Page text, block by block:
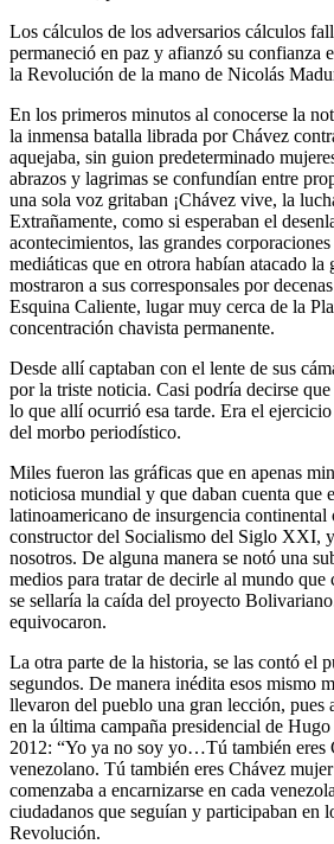
Los cálculos de los adversarios cálculos
permaneció en paz y afianzó su confianza
la Revolución de la mano de Nicolás
En los primeros minutos al conocerse la
la inmensa batalla librada por Chávez
aquejaba, sin guion predeterminado
abrazos y lagrimas se confundían entre
una sola voz gritaban ¡Chávez vive, la
Extrañamente, como si esperaban el
acontecimientos, las grandes
mediáticas que en otrora habían atacado
mostraron a sus corresponsales por
Esquina Caliente, lugar muy cerca de la
concentración chavista permanente.
Desde allí captaban con el lente de sus
por la triste noticia. Casi podría decirse
lo que allí ocurrió esa tarde. Era el
del morbo periodístico.
Miles fueron las gráficas que en apenas
noticiosa mundial y que daban cuenta que
latinoamericano de insurgencia
constructor del Socialismo del Siglo XXI,
nosotros. De alguna manera se notó una
medios para tratar de decirle al mundo que
se sellaría la caída del proyecto
equivocaron.
La otra parte de la historia, se las contó el
segundos. De manera inédita esos mismo
llevaron del pueblo una gran lección, pues
en la última campaña presidencial de
2012: “Yo ya no soy yo…Tú también eres
venezolano. Tú también eres Chávez
comenzaba a encarnizarse en cada
ciudadanos que seguían y participaban en
Revolución.